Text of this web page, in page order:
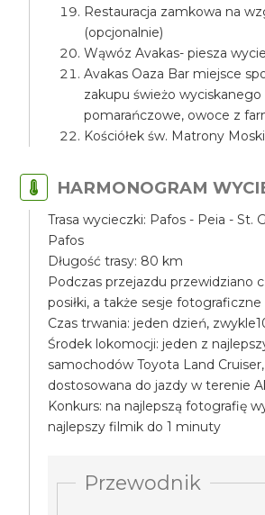
Restauracja zamkowa na
(opcjonalnie)
Wąwóz Avakas- piesza
Avakas Oaza Bar miejsce
zakupu świeżo wyciskanego
pomarańczowe, owoce z
Kościółek św. Matrony
HARMONOGRAM
Trasa wycieczki: Pafos - Peia - St.
Pafos
Długość trasy: 80 km
Podczas przejazdu przewidziano
posiłki, a także sesje fotograficzne
Czas trwania: jeden dzień,
Środek lokomocji: jeden z
samochodów Toyota Land
dostosowana do jazdy w terenie
Konkurs: na najlepszą fotografię
najlepszy filmik do 1 minuty
Przewodnik